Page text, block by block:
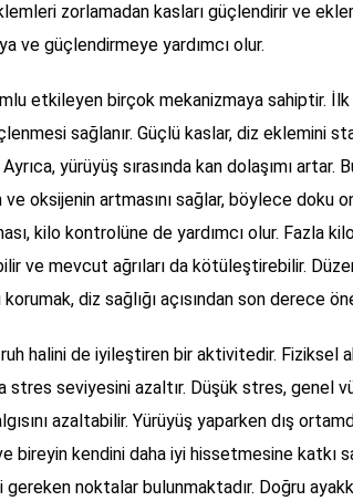
zorlamadan kasları güçlendirir ve
ve güçlendirmeye yardımcı olur.
etkileyen birçok mekanizmaya sahiptir.
sağlanır. Güçlü kaslar, diz eklemini
yürüyüş sırasında kan dolaşımı artar.
oksijenin artmasını sağlar, böylece doku
kilo kontrolüne de yardımcı olur. Fazla
ve mevcut ağrıları da kötüleştirebilir.
diz sağlığı açısından son derece
ruh halini de iyileştiren bir aktivitedir. Fiziksel
stres seviyesini azaltır. Düşük stres, genel
azaltabilir. Yürüyüş yaparken dış
bireyin kendini daha iyi hissetmesine katkı
noktalar bulunmaktadır. Doğru